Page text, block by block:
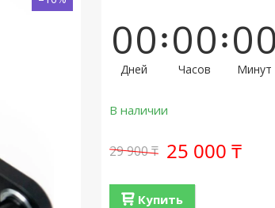
00
Дней
00
Часов
00
Минут
В наличии
29 900 ₸ 25 000 ₸
Купить